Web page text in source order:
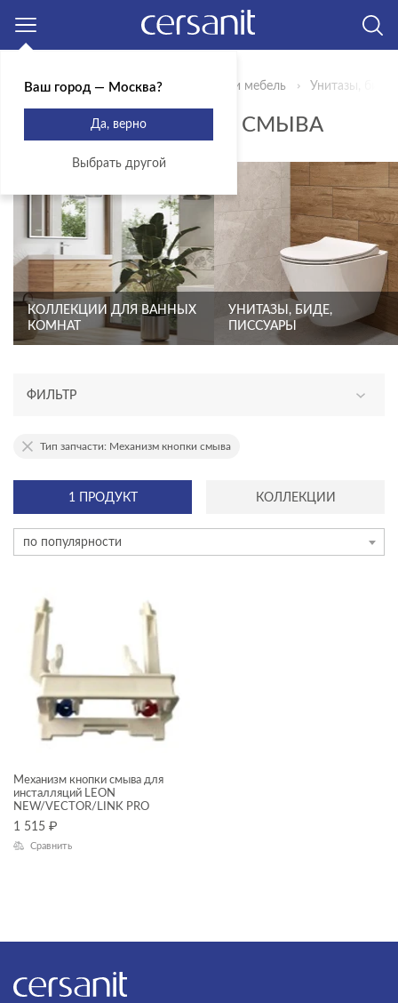
Главная Продукты Сантехника и мебель Унитазы,
МЕХАНИЗМ КНОПКИ СМЫВА
КОЛЛЕКЦИИ ДЛЯ ВАННЫХ
КОМНАТ
УНИТАЗЫ, БИДЕ,
ПИССУАРЫ
ФИЛЬТР
АССОРТИМЕНТ
Механизм кнопки смыва
Арматура
Бачок
Держатель клапана
Кольцо для клапана
Комплект монтажный
1 ПРОДУКТ КОЛЛЕКЦИИ
по популярности
Тип запчасти: Механизм кнопки смыва
Механизм кнопки смыва для
инсталляций LEON
NEW/VECTOR/LINK PRO
1 515 ₽
Сравнить
Ваш город — Москва?
Да, верно
Выбрать другой